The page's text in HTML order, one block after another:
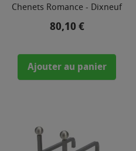
Chenets Romance - Dixneuf
Prix
80,10 €
Ajouter au panier